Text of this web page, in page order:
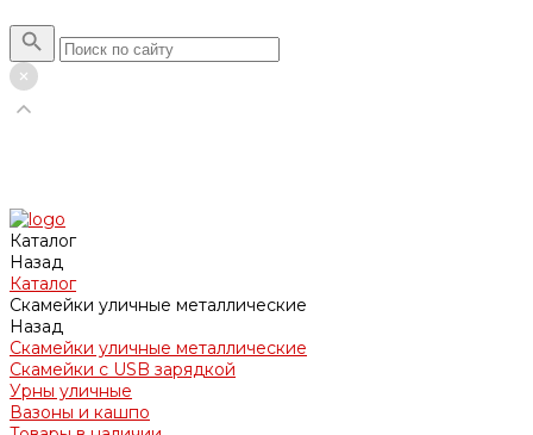
Каталог
Назад
Каталог
Скамейки уличные металлические
Назад
Скамейки уличные металлические
Скамейки с USB зарядкой
Урны уличные
Вазоны и кашпо